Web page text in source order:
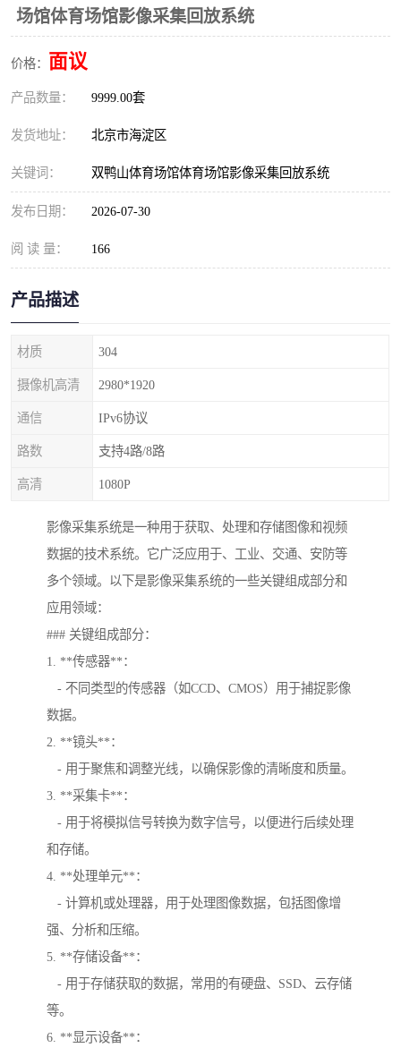
场馆体育场馆影像采集回放系统
价格： 面议
产品数量： 9999.00套
发货地址： 北京市海淀区
关键词： 双鸭山体育场馆体育场馆影像采集回放系统
发布日期： 2026-07-30
阅 读 量： 166
产品描述
材质 304
摄像机高清 2980*1920
通信 IPv6协议
路数 支持4路/8路
高清 1080P
影像采集系统是一种用于获取、处理和存储图像和视频
数据的技术系统。它广泛应用于、工业、交通、安防等
多个领域。以下是影像采集系统的一些关键组成部分和
应用领域：
### 关键组成部分：
1. **传感器**：
- 不同类型的传感器（如CCD、CMOS）用于捕捉影像
数据。
2. **镜头**：
- 用于聚焦和调整光线，以确保影像的清晰度和质量。
3. **采集卡**：
- 用于将模拟信号转换为数字信号，以便进行后续处理
和存储。
4. **处理单元**：
- 计算机或处理器，用于处理图像数据，包括图像增
强、分析和压缩。
5. **存储设备**：
- 用于存储获取的数据，常用的有硬盘、SSD、云存储
等。
6. **显示设备**：